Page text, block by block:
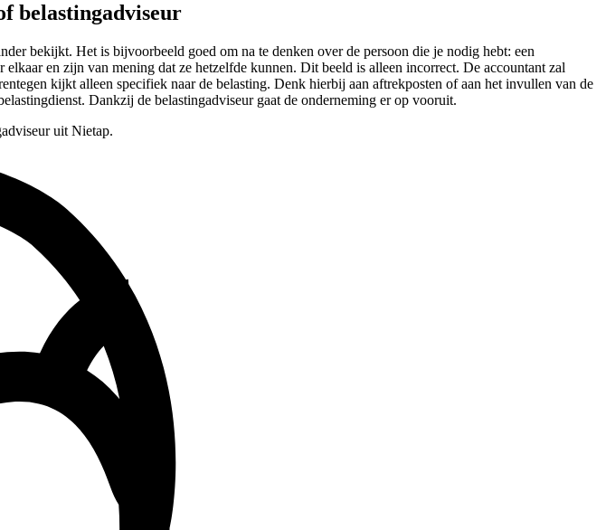
belastingadviseur
bekijkt. Het is bijvoorbeeld goed om na te denken over de persoon die je nodig hebt: een
en zijn van mening dat ze hetzelfde kunnen. Dit beeld is alleen incorrect. De accountant zal
kijkt alleen specifiek naar de belasting. Denk hierbij aan aftrekposten of aan het invullen van de
Dankzij de belastingadviseur gaat de onderneming er op vooruit.
uit Nietap.